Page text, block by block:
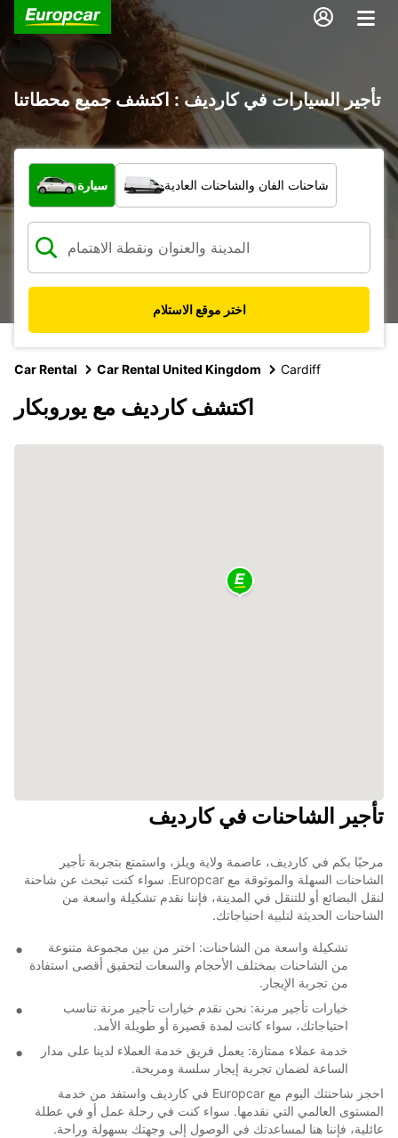
تأجير السيارات في كارديف : اكتشف جميع محطاتنا
ما نوع المركبة؟
سيارة شاحنات الفان والشاحنات العادية
اختر موقع الاستلام
Car Rental Car Rental United Kingdom Cardiff
اكتشف كارديف مع يوروبكار
تأجير الشاحنات في كارديف
مرحبًا بكم في كارديف، عاصمة ولاية ويلز، واستمتع بتجربة تأجير
الشاحنات السهلة والموثوقة مع Europcar. سواء كنت تبحث عن شاحنة
لنقل البضائع أو للتنقل في المدينة، فإننا نقدم تشكيلة واسعة من
الشاحنات الحديثة لتلبية احتياجاتك.
تشكيلة واسعة من الشاحنات: اختر من بين مجموعة متنوعة
من الشاحنات بمختلف الأحجام والسعات لتحقيق أقصى استفادة
من تجربة الإيجار.
خيارات تأجير مرنة: نحن نقدم خيارات تأجير مرنة تناسب
احتياجاتك، سواء كانت لمدة قصيرة أو طويلة الأمد.
خدمة عملاء ممتازة: يعمل فريق خدمة العملاء لدينا على مدار
الساعة لضمان تجربة إيجار سلسة ومريحة.
احجز شاحنتك اليوم مع Europcar في كارديف واستفد من خدمة
المستوى العالمي التي نقدمها. سواء كنت في رحلة عمل أو في عطلة
عائلية، فإننا هنا لمساعدتك في الوصول إلى وجهتك بسهولة وراحة.